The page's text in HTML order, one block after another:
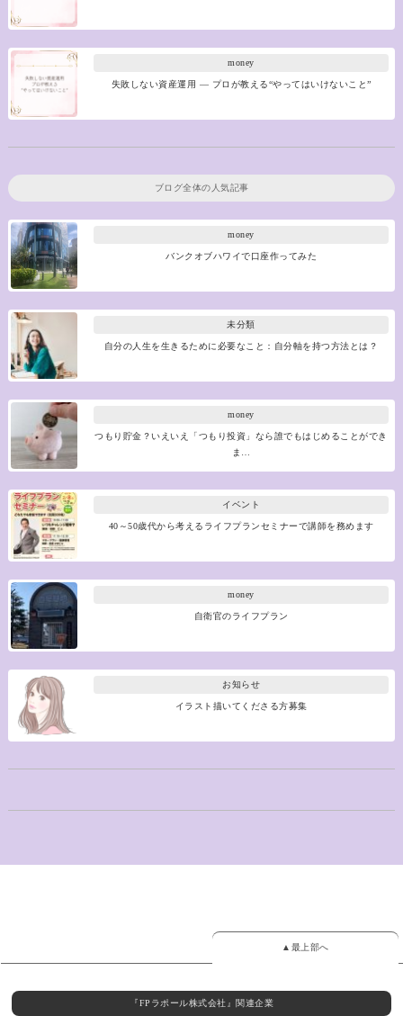
money
失敗しない資産運用 ― プロが教える“やってはいけないこと”
ブログ全体の人気記事
money
バンクオブハワイで口座作ってみた
未分類
自分の人生を生きるために必要なこと：自分軸を持つ方法とは？
money
つもり貯金？いえいえ「つもり投資」なら誰でもはじめることができ
ま…
イベント
40～50歳代から考えるライフプランセミナーで講師を務めます
money
自衛官のライフプラン
お知らせ
イラスト描いてくださる方募集
▲最上部へ
『FPラポール株式会社』関連企業